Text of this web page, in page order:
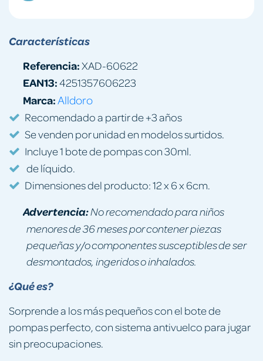
¿Qué es?
Sorprende a los más pequeños con el bote de
pompas perfecto, con sistema antivuelco para jugar
sin preocupaciones.
Características
Referencia:XAD-60622
EAN13:4251357606223
Marca: Alldoro
Recomendado a partir de +3 años
Se venden por unidad en modelos surtidos.
Incluye 1 bote de pompas con 30ml.
de líquido.
Dimensiones del producto: 12 x 6 x 6cm.
Advertencia:No recomendado para niños
menores de 36 meses por contener piezas
pequeñas y/o componentes susceptibles de ser
desmontados, ingeridos o inhalados.